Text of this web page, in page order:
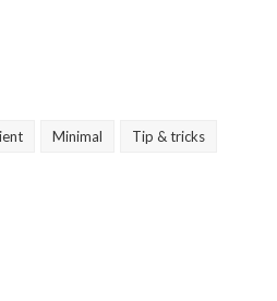
Minimal Tip & tricks